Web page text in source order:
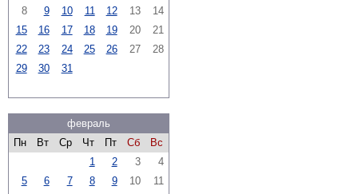
8
9 10 11 12 13
14
15
16 17 18 19 20
21
22
23 24 25 26 27
28
29
30 31
февраль
Пн
Вт Ср Чт Пт Сб
Вс
1
2 3
4
5
6 7 8 9 10
11